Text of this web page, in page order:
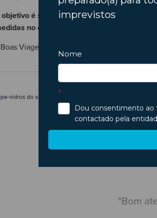
é simples: reduzir pólen no
no carro (filtro, recirculação e
Viagens!
vidros do seu carro? Descubra os cuidados a ter!
"Bom